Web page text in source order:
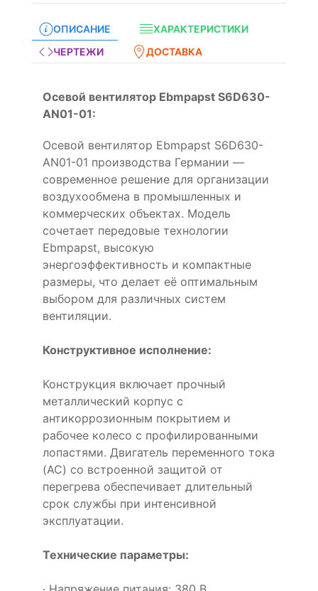
ОПИСАНИЕ
ХАРАКТЕРИСТИКИ
ЧЕРТЕЖИ
ДОСТАВКА
Осевой вентилятор Ebmpapst S6D630-
AN01-01:
Осевой вентилятор Ebmpapst S6D630-
AN01-01 производства Германии —
современное решение для организации
воздухообмена в промышленных и
коммерческих объектах. Модель
сочетает передовые технологии
Ebmpapst, высокую
энергоэффективность и компактные
размеры, что делает её оптимальным
выбором для различных систем
вентиляции.
Конструктивное исполнение:
Конструкция включает прочный
металлический корпус с
антикоррозионным покрытием и
рабочее колесо с профилированными
лопастями. Двигатель переменного тока
(AC) со встроенной защитой от
перегрева обеспечивает длительный
срок службы при интенсивной
эксплуатации.
Технические параметры: